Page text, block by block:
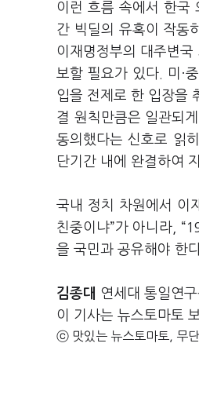
이런 흐름 속에서 한국
간 빅딜의 유혹이 작동
이재명정부의 대주변
보할 필요가 있다. 미·
입을 전제로 한 입장을
결 원칙만큼은 일관되
동의했다는 신호로 읽
단기간 내에 완결하여
국내 정치 차원에서 이
친중이냐”가 아니라,
을 국민과 공유해야 한
김종대 연세대 통일연
이 기사는 뉴스토마토
ⓒ 맛있는 뉴스토마토, 무